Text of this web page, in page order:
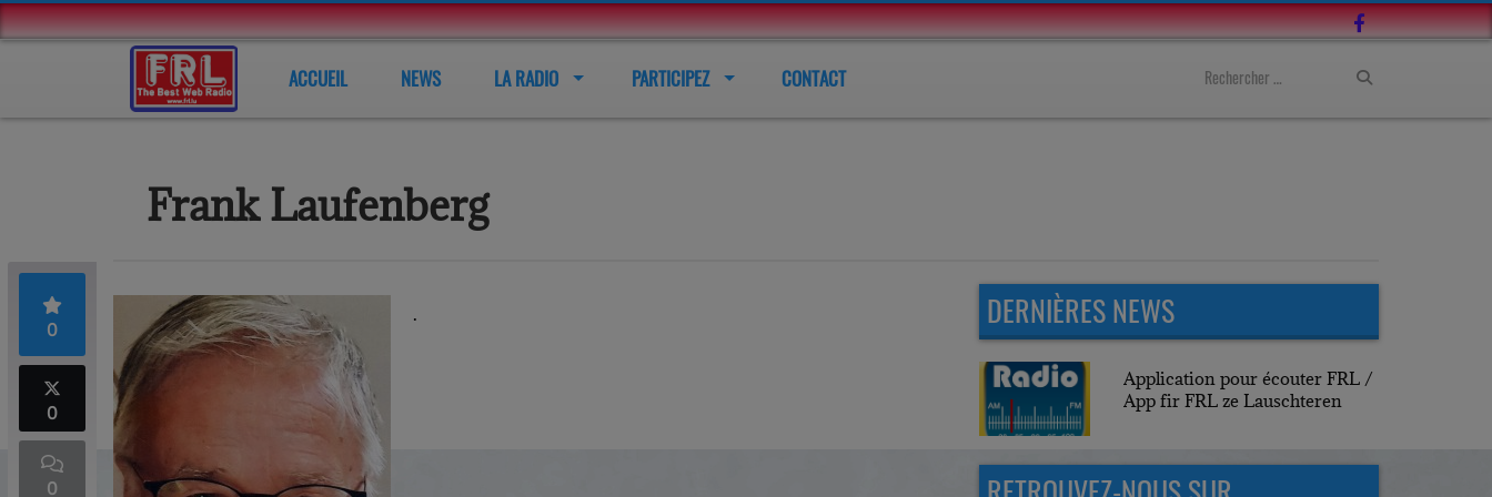
ACCUEIL NEWS LA RADIO PARTICIPEZ CONTACT
Frank Laufenberg
0
0
0
. DERNIÈRES NEWS
Application pour écouter FRL /
App fir FRL ze Lauschteren